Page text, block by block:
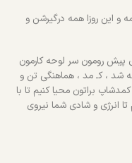
این روزا همه درگیرشن و
پیش رومون سر لوحه کارمون
شد ، کـ مد ، هماهنگی تن و
براتون محیا کنیم تا با
انرژی و شادی شما نیروی